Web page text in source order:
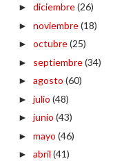
► diciembre(26)
► noviembre(18)
► octubre(25)
► septiembre(34)
► agosto (60)
► julio (48)
► junio (43)
► mayo (46)
► abril (41)